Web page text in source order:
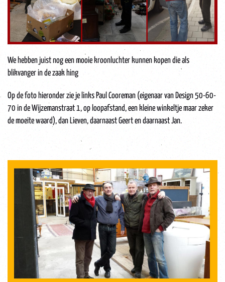
We hebben juist nog een mooie kroonluchter kunnen kopen die als
blikvanger in de zaak hing
Op de foto hieronder zie je links Paul Cooreman (eigenaar van Design 50-60-
70 in de Wijzemanstraat 1, op loopafstand, een kleine winkeltje maar zeker
de moeite waard), dan Lieven, daarnaast Geert en daarnaast Jan.